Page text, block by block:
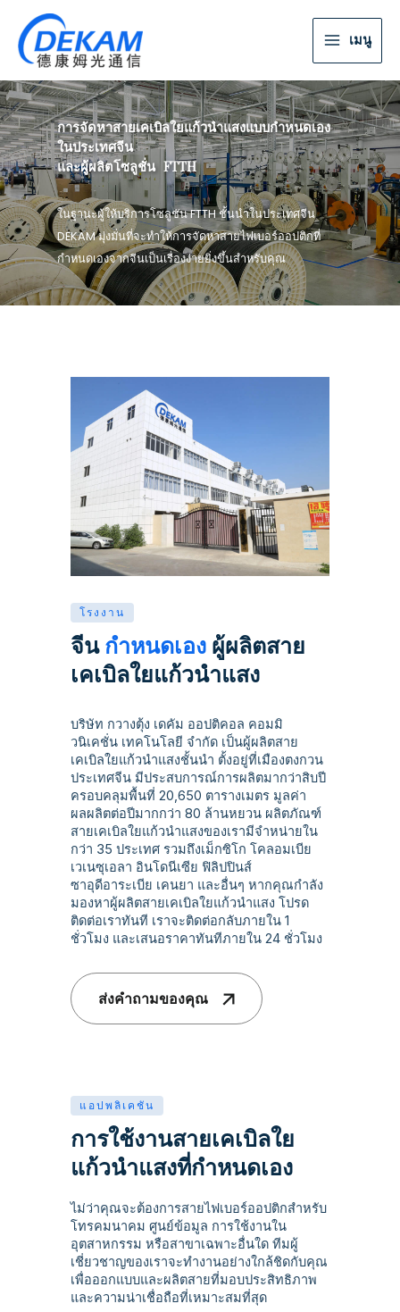
เมนู
การจัดหาสายเคเบิลใยแก้วนำแสงแบบกำหนดเอง
ในประเทศจีน
และผู้ผลิตโซลูชั่น FTTH
ในฐานะผู้ให้บริการโซลูชัน FTTH ชั้นนำในประเทศจีน
DEKAM มุ่งมั่นที่จะทำให้การจัดหาสายไฟเบอร์ออปติกที่
กำหนดเองจากจีนเป็นเรื่องง่ายยิ่งขึ้นสำหรับคุณ
โรงงาน
จีน กำหนดเอง ผู้ผลิตสาย
เคเบิลใยแก้วนำแสง
บริษัท กวางตุ้ง เดคัม ออปติคอล คอมมิ
วนิเคชั่น เทคโนโลยี จำกัด เป็นผู้ผลิตสาย
เคเบิลใยแก้วนำแสงชั้นนำ ตั้งอยู่ที่เมืองตงกวน
ประเทศจีน มีประสบการณ์การผลิตมากว่าสิบปี
ครอบคลุมพื้นที่ 20,650 ตารางเมตร มูลค่า
ผลผลิตต่อปีมากกว่า 80 ล้านหยวน ผลิตภัณฑ์
สายเคเบิลใยแก้วนำแสงของเรามีจำหน่ายใน
กว่า 35 ประเทศ รวมถึงเม็กซิโก โคลอมเบีย
เวเนซุเอลา อินโดนีเซีย ฟิลิปปินส์
ซาอุดีอาระเบีย เคนยา และอื่นๆ หากคุณกำลัง
มองหาผู้ผลิตสายเคเบิลใยแก้วนำแสง โปรด
ติดต่อเราทันที เราจะติดต่อกลับภายใน 1
ชั่วโมง และเสนอราคาทันทีภายใน 24 ชั่วโมง
ส่งคำถามของคุณ
แอปพลิเคชัน
การใช้งานสายเคเบิลใย
แก้วนำแสงที่กำหนดเอง
ไม่ว่าคุณจะต้องการสายไฟเบอร์ออปติกสำหรับ
โทรคมนาคม ศูนย์ข้อมูล การใช้งานใน
อุตสาหกรรม หรือสาขาเฉพาะอื่นใด ทีมผู้
เชี่ยวชาญของเราจะทำงานอย่างใกล้ชิดกับคุณ
เพื่อออกแบบและผลิตสายที่มอบประสิทธิภาพ
และความน่าเชื่อถือที่เหมาะสมที่สุด